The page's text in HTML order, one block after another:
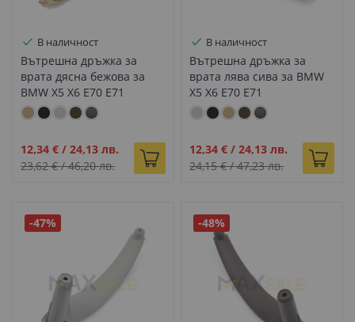
В наличност
Вътрешна дръжка за
врата дясна бежова за
BMW X5 X6 E70 E71
Промо
цена
12,34 € / 24,13 лв.
23,62 €/46,20 лв.
В наличност
Вътрешна дръжка за
врата лява сива за BMW
X5 X6 E70 E71
Промо
цена
12,34 € /24,13 лв.
24,15 €/47,23 лв.
-47% -48%